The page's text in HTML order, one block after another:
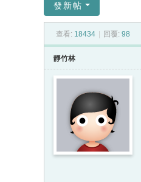
竹
發新帖
查看: 18434 回覆: 98
靜竹林